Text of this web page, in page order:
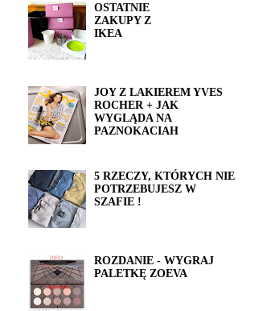
OSTATNIE
ZAKUPY Z
IKEA
JOY Z LAKIEREM YVES
ROCHER + JAK
WYGLĄDA NA
PAZNOKACIAH
5 RZECZY, KTÓRYCH NIE
POTRZEBUJESZ W
SZAFIE !
ROZDANIE - WYGRAJ
PALETKĘ ZOEVA